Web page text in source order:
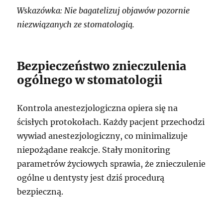
Wskazówka: Nie bagatelizuj objawów pozornie
niezwiązanych ze stomatologią.
Bezpieczeństwo znieczulenia
ogólnego w stomatologii
Kontrola anestezjologiczna opiera się na
ścisłych protokołach. Każdy pacjent przechodzi
wywiad anestezjologiczny, co minimalizuje
niepożądane reakcje. Stały monitoring
parametrów życiowych sprawia, że znieczulenie
ogólne u dentysty jest dziś procedurą
bezpieczną.